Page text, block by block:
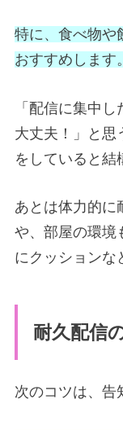
特に、食べ物や
おすすめします。
「配信に集中
大丈夫！」と思
をしていると結
あとは体力的に
や、部屋の環境
にクッションな
耐久配信
次のコツは、告